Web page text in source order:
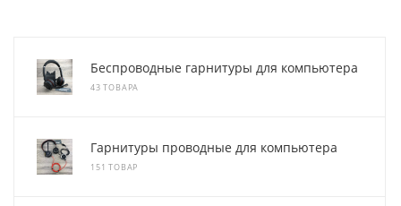
Беспроводные гарнитуры для компьютера
43 ТОВАРА
Гарнитуры проводные для компьютера
151 ТОВАР